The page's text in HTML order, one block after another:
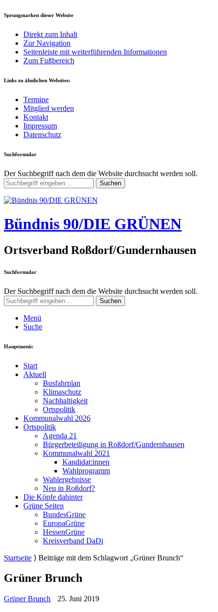
Sprungmarken dieser Website
Direkt zum Inhalt
Zur Navigation
Seitenleiste mit weiterführenden Informationen
Zum Fußbereich
Links zu ähnlichen Websites:
Termine
Mitglied werden
Kontakt
Impressum
Datenschutz
Suchformular
Der Suchbegriff nach dem die Website durchsucht werden soll.
Suchen
Bündnis 90/DIE GRÜNEN
Ortsverband Roßdorf/Gundernhausen
Suchformular
Der Suchbegriff nach dem die Website durchsucht werden soll.
Suchen
Menü
Suche
Hauptmenü:
Start
Aktuell
Busfahrplan
Klimaschutz
Nachhaltigkeit
Ortspolitik
Kommunalwahl 2026
Ortspolitik
Agenda 21
Bürgerbeteiligung in Roßdorf/Gundernhausen
Kommunalwahl 2021
Kandidat:innen
Wahlprogramm
Wahlergebnisse
Neu in Roßdorf?
Die Köpfe dahinter
Grüne Seiten
BundesGrüne
EuropaGrüne
HessenGrüne
Kreisverband DaDi
Startseite ⟩ Beiträge mit dem Schlagwort „Grüner Brunch“
Grüner Brunch
Grüner Brunch 25. Juni 2019